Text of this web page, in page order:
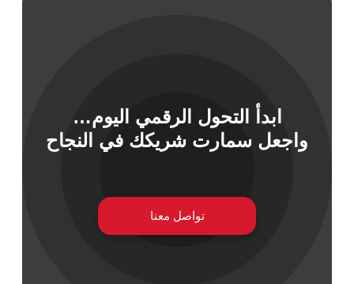
ابدأ التحول الرقمي اليوم…
واجعل سمارت شريكك في النجاح
تواصل معنا